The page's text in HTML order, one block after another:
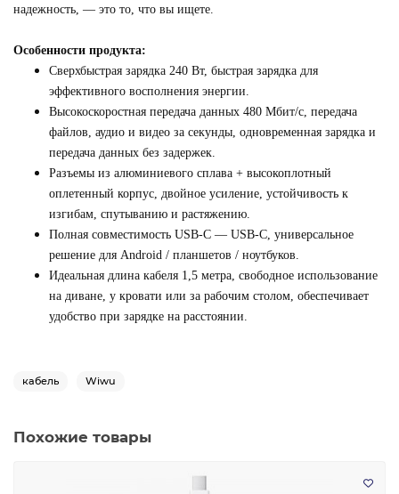
надежность, — это то, что вы ищете.
Особенности продукта:
Сверхбыстрая зарядка 240 Вт, быстрая зарядка для
эффективного восполнения энергии.
Высокоскоростная передача данных 480 Мбит/с, передача
файлов, аудио и видео за секунды, одновременная зарядка и
передача данных без задержек.
Разъемы из алюминиевого сплава + высокоплотный
оплетенный корпус, двойное усиление, устойчивость к
изгибам, спутыванию и растяжению.
Полная совместимость USB-C — USB-C, универсальное
решение для Android / планшетов / ноутбуков.
Идеальная длина кабеля 1,5 метра, свободное использование
на диване, у кровати или за рабочим столом, обеспечивает
удобство при зарядке на расстоянии.
кабель Wiwu
Похожие товары